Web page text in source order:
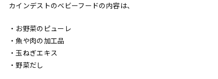
カインデストのベビーフードの内容は、
・お野菜のピューレ
・魚や肉の加工品
・玉ねぎエキス
・野菜だし